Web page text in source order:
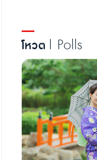
โหวต | Polls